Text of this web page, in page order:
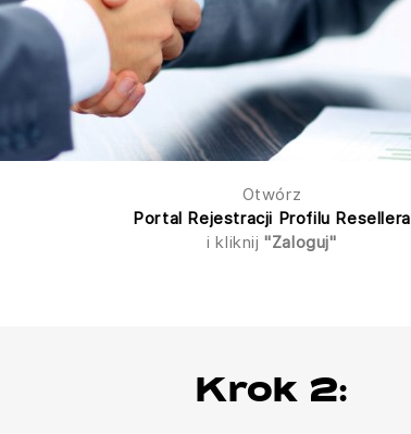
Otwórz
Portal Rejestracji Profilu Resellera
i kliknij"Zaloguj"
Krok 2: